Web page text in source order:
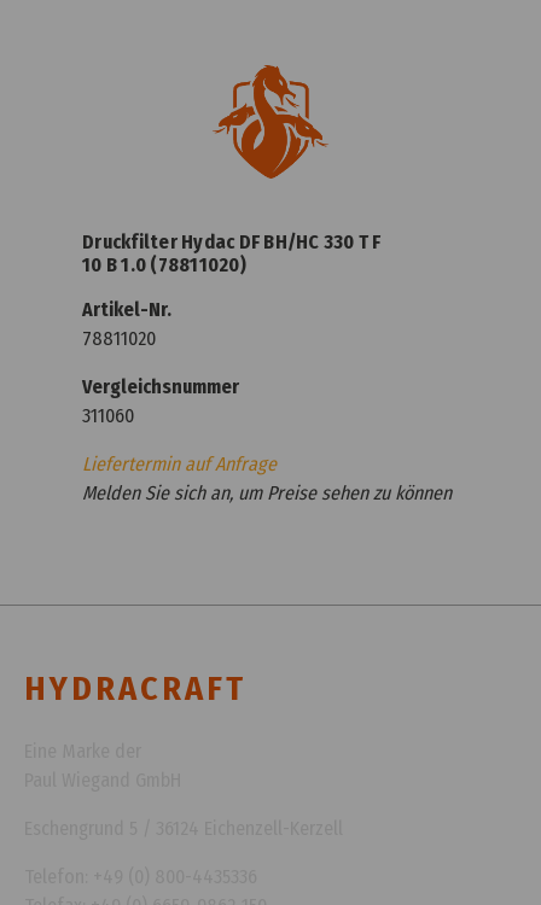
Druckfilter Hydac DF BH/HC 330 T F
10 B 1.0 (78811020)
Artikel-Nr.
78811020
Vergleichsnummer
311060
Liefertermin auf Anfrage
Melden Sie sich an, um Preise sehen zu können
HYDRACRAFT